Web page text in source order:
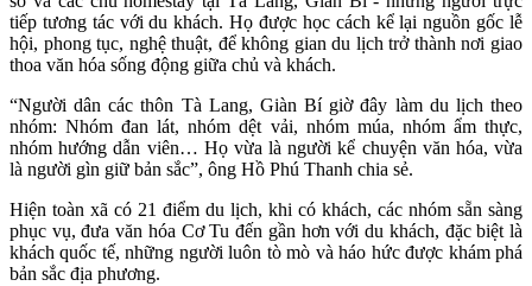
tiếp tương tác với du khách. Họ được học cách kể lại nguồn gốc lễ
hội, phong tục, nghệ thuật, để không gian du lịch trở thành nơi giao
thoa văn hóa sống động giữa chủ và khách.
“Người dân các thôn Tà Lang, Giàn Bí giờ đây làm du lịch theo
nhóm: Nhóm đan lát, nhóm dệt vải, nhóm múa, nhóm ẩm thực,
nhóm hướng dẫn viên… Họ vừa là người kể chuyện văn hóa, vừa
là người gìn giữ bản sắc”, ông Hồ Phú Thanh chia sẻ.
Hiện toàn xã có 21 điểm du lịch, khi có khách, các nhóm sẵn sàng
phục vụ, đưa văn hóa Cơ Tu đến gần hơn với du khách, đặc biệt là
khách quốc tế, những người luôn tò mò và háo hức được khám phá
bản sắc địa phương.